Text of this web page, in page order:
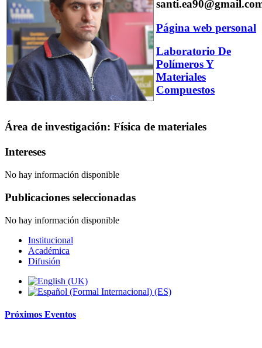
Página web personal
Laboratorio De
Polímeros Y
Materiales
Compuestos
Área de investigación: Física de materiales
Intereses
No hay información disponible
Publicaciones seleccionadas
No hay información disponible
Institucional
Académica
Difusión
Próximos Eventos